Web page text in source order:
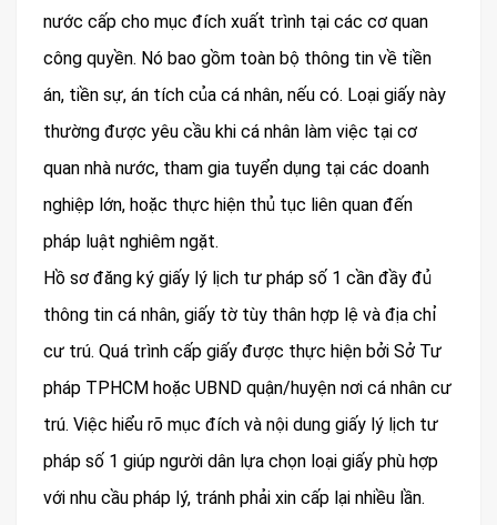
nước cấp cho mục đích xuất trình tại các cơ quan
công quyền. Nó bao gồm toàn bộ thông tin về tiền
án, tiền sự, án tích của cá nhân, nếu có. Loại giấy này
thường được yêu cầu khi cá nhân làm việc tại cơ
quan nhà nước, tham gia tuyển dụng tại các doanh
nghiệp lớn, hoặc thực hiện thủ tục liên quan đến
pháp luật nghiêm ngặt.
Hồ sơ đăng ký giấy lý lịch tư pháp số 1 cần đầy đủ
thông tin cá nhân, giấy tờ tùy thân hợp lệ và địa chỉ
cư trú. Quá trình cấp giấy được thực hiện bởi Sở Tư
pháp TPHCM hoặc UBND quận/huyện nơi cá nhân cư
trú. Việc hiểu rõ mục đích và nội dung giấy lý lịch tư
pháp số 1 giúp người dân lựa chọn loại giấy phù hợp
với nhu cầu pháp lý, tránh phải xin cấp lại nhiều lần.